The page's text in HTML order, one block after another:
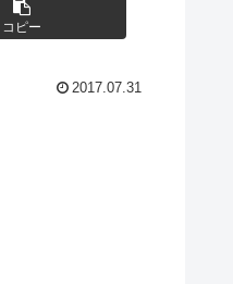
コピー
2017.07.31